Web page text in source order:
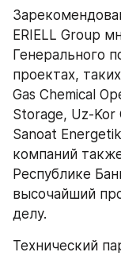
ERIELL Group
Генерального
проектах,
Gas Chemical
Storage, Uz-Kor
Sanoat
компаний
Республике
высочайший
делу.
Технический